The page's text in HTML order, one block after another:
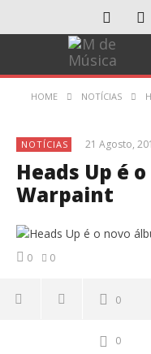
HOME NOTÍCIAS
NOTÍCIAS 21 Agosto,
Heads Up é
Warpaint
0 0
0
0